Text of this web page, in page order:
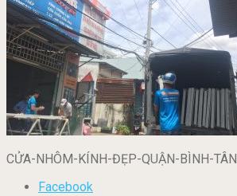
CỬA-NHÔM-KÍNH-ĐẸP-QUẬN-BÌNH-TÂN
Facebook